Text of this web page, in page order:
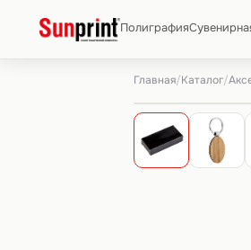
Полиграфия
Главная/Каталог/